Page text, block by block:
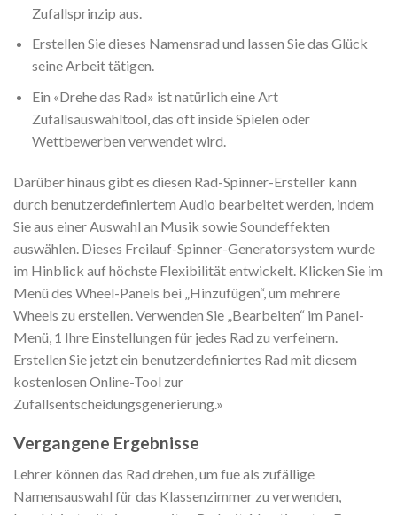
Zufallsprinzip aus.
Erstellen Sie dieses Namensrad und lassen Sie das Glück
seine Arbeit tätigen.
Ein «Drehe das Rad» ist natürlich eine Art
Zufallsauswahltool, das oft inside Spielen oder
Wettbewerben verwendet wird.
Darüber hinaus gibt es diesen Rad-Spinner-Ersteller kann
durch benutzerdefiniertem Audio bearbeitet werden, indem
Sie aus einer Auswahl an Musik sowie Soundeffekten
auswählen. Dieses Freilauf-Spinner-Generatorsystem wurde
im Hinblick auf höchste Flexibilität entwickelt. Klicken Sie im
Menü des Wheel-Panels bei „Hinzufügen“, um mehrere
Wheels zu erstellen. Verwenden Sie „Bearbeiten“ im Panel-
Menü, 1 Ihre Einstellungen für jedes Rad zu verfeinern.
Erstellen Sie jetzt ein benutzerdefiniertes Rad mit diesem
kostenlosen Online-Tool zur
Zufallsentscheidungsgenerierung.»
Vergangene Ergebnisse
Lehrer können das Rad drehen, um fue als zufällige
Namensauswahl für das Klassenzimmer zu verwenden,